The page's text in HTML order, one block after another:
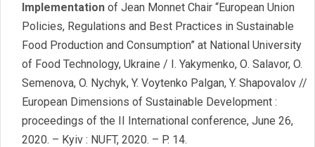
Implementation of Jean Monnet Chair “European Union
Policies, Regulations and Best Practices in Sustainable
Food Production and Consumption” at National University
of Food Technology, Ukraine / І. Yakymenko, О. Salavor, O.
Semenova, O. Nychyk, Y. Voytenko Palgan, Y. Shapovalov //
European Dimensions of Sustainable Development :
proceedings of the ІІ International conference, June 26,
2020. – Kyiv : NUFT, 2020. – P. 14.